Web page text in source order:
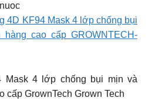
4D KF94 Mask 4 lớp chống bụi
cao cấp GROWNTECH-
Mask 4 lớp chống bụi mịn và
cấp GrownTech Grown Tech